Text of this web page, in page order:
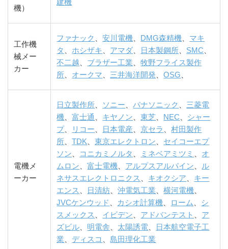
機）
建機
工作機
械メー
カー
ファナック 、安川電機、 DMG森精機、 マキ
タ 、ホシザキ 、 アマダ、 日本製鋼所、 SMC、
不二越、 ブラザー工業、牧野フライス製作
所、 オークマ、三井海洋開発、OSG、
電機メ
ーカー
日立製作所、 ソニー、パナソニック 、三菱電
機、富士通 、 キヤノン、東芝、 NEC、 シャー
プ、 リコー、 日本電産、京セラ 、村田製作
所、TDK、東京エレクトロン、 セイコーエプ
ソン、 コニカミノルタ 、 ミネベアミツミ 、 オ
ムロン、富士電機、 アルプスアルパイン、 ル
ネサスエレクトロニクス 、 キオクシア、 キー
エンス 、 日清紡、沖電気工業、横河電機、
JVCケンウッド 、 カシオ計算機、 ローム、 シ
スメックス 、 イビデン、 アドバンテスト 、 ア
ズビル、 明電舎、 太陽誘電、
日本航空電子工
業、 ディスコ 、島田理化工業